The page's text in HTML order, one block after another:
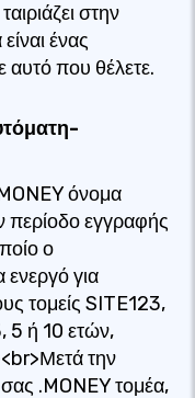
στην
ένας
αυτό που θέλετε.
όνομα
περίοδο εγγραφής
ο
ενεργό για
τομείς SITE123,
5 ή 10 ετών,
την
.MONEY τομέα,